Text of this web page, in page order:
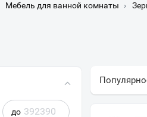
Мебель для ванной комнаты ›
до